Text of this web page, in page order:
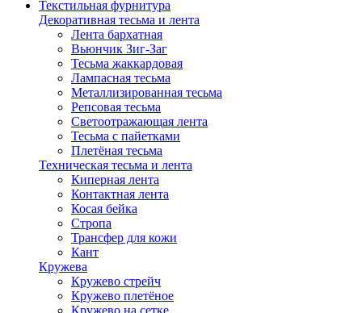
Текстильная фурнитура
Декоративная тесьма и лента
Лента бархатная
Вьюнчик Зиг-Заг
Тесьма жаккардовая
Лампасная тесьма
Металлизированная тесьма
Репсовая тесьма
Светоотражающая лента
Тесьма с пайетками
Плетёная тесьма
Техническая тесьма и лента
Киперная лента
Контактная лента
Косая бейка
Стропа
Трансфер для кожи
Кант
Кружева
Кружево стрейч
Кружево плетёное
Кружево на сетке